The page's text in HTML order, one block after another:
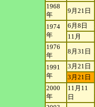
1968
年
9月21日
1974
年
6月8日
11月
1976
年
8月31日
1991
年
3月21日
3月21日
2000
年
11月11
日